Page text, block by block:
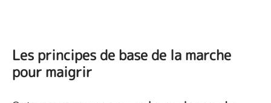
Les principes de base de la marche
pour maigrir